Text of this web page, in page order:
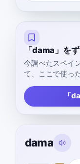
「dama」を
今調べたスペイ
て、ここで使っ
「
dama